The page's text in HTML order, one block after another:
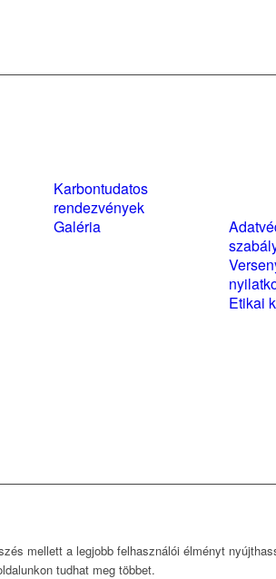
Karbontudatos
rendezvények
Galéria
Etikai
mellett a legjobb felhasználói élményt
tudhat meg többet.